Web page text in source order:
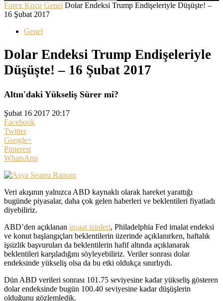
Forex Koçu Genel Dolar Endeksi Trump Endişeleriyle Düşüşte! –
16 Şubat 2017
Genel
Dolar Endeksi Trump Endişeleriyle
Düşüşte! – 16 Şubat 2017
Altın'daki Yükseliş Sürer mi?
Şubat 16 2017 20:17
Facebook
Twitter
Google+
Pinterest
WhatsApp
Veri akışının yalnızca ABD kaynaklı olarak hareket yarattığı
bugünde piyasalar, daha çok gelen haberleri ve beklentileri fiyatladı
diyebiliriz.
ABD’den açıklanan inşaat izinleri, Philadelphia Fed imalat endeksi
ve konut başlangıçları beklentilerin üzerinde açıklanırken, haftalık
işsizlik başvuruları da beklentilerin hafif altında açıklanarak
beklentileri karşıladığını söyleyebiliriz. Veriler sonrası dolar
endeksinde yükseliş olsa da bu etki oldukça sınırlıydı.
Dün ABD verileri sonrası 101.75 seviyesine kadar yükseliş gösteren
dolar endeksinde bugün 100.40 seviyesine kadar düşüşlerin
olduğunu gözlemledik.